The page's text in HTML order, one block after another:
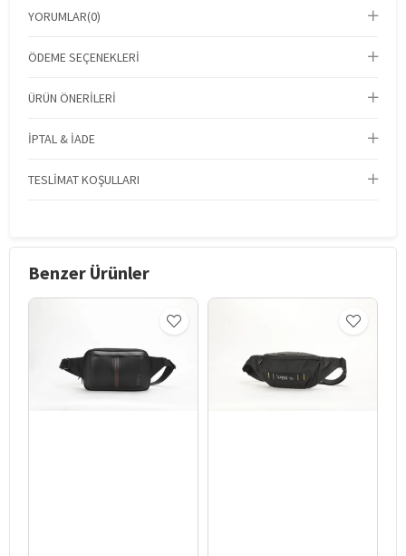
YORUMLAR(0)
ÖDEME SEÇENEKLERI
ÜRÜN ÖNERILERI
İPTAL & İADE
TESLIMAT KOŞULLARI
Benzer Ürünler